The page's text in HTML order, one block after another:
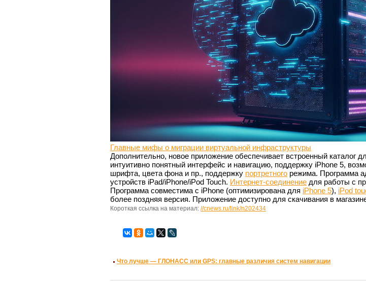
Главные мифы о миграции виртуальной инфраструктуры
Дополнительно, новое приложение обеспечивает встроенный каталог
интуитивно понятный интерфейс и навигацию, поддержку iPhone 5,
шрифта, цвета фона и пр., поддержку портретного режима. Программа
устройств iPad/iPhone/iPod Touch. Интернет-соединение для работы с
Программа совместима с iPhone (оптимизирована для iPhone 5), iPod
более поздняя версия. Приложение доступно для скачивания в
Короткая ссылка на материал: //cnews.ru/link/n202434
Что лучше — ГЛОНАСС или GPS: главные различия систем навигации